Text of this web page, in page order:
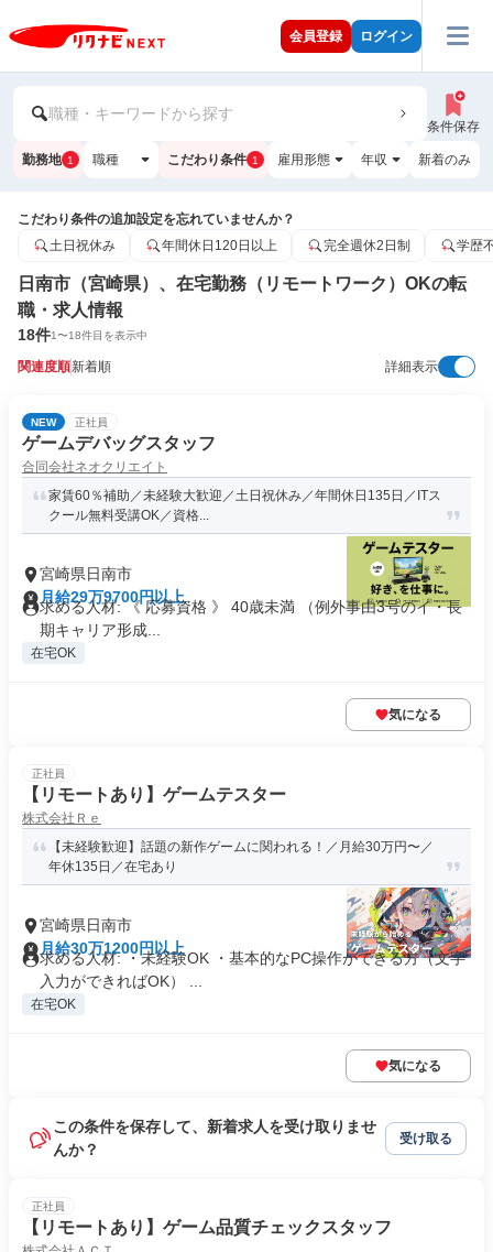
会員登録 ログイン
職種・キーワードから探す
条件保存
勤務地 1 職種 こだわり条件 1 雇用形態 年収 新着のみ
こだわり条件の追加設定を忘れていませんか？
土日祝休み
年間休日120日以上 完全週休2日制 学歴
日南市（宮崎県）、在宅勤務（リモートワーク）OKの転
職・求人情報
18件1〜18件目を表示中
関連度順新着順 詳細表示
NEW 正社員
ゲームデバッグスタッフ
合同会社ネオクリエイト
家賃60％補助／未経験大歓迎／土日祝休み／年間休日135日／ITス
クール無料受講OK／資格...
宮崎県日南市
月給29万9700円以上
求める人材: 《 応募資格 》 40歳未満 （例外事由3号のイ・長
期キャリア形成...
在宅OK
気になる
正社員
【リモートあり】ゲームテスター
株式会社Ｒｅ
【未経験歓迎】話題の新作ゲームに関われる！／月給30万円〜／
年休135日／在宅あり
宮崎県日南市
月給30万1200円以上
求める人材: ・未経験OK ・基本的なPC操作ができる方（文字
入力ができればOK） ...
在宅OK
気になる
この条件を保存して、新着求人を受け取りませ
んか？
受け取る
正社員
【リモートあり】ゲーム品質チェックスタッフ